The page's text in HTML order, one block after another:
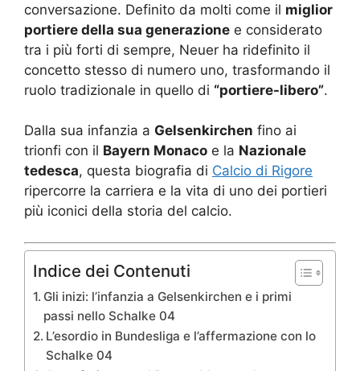
conversazione. Definito da molti come il miglior
portiere della sua generazione e considerato
tra i più forti di sempre, Neuer ha ridefinito il
concetto stesso di numero uno, trasformando il
ruolo tradizionale in quello di “portiere-libero”.
Dalla sua infanzia a Gelsenkirchen fino ai
trionfi con il Bayern Monaco e la Nazionale
tedesca, questa biografia di Calcio di Rigore
ripercorre la carriera e la vita di uno dei portieri
più iconici della storia del calcio.
Indice dei Contenuti
Gli inizi: l’infanzia a Gelsenkirchen e i primi
passi nello Schalke 04
L’esordio in Bundesliga e l’affermazione con lo
Schalke 04